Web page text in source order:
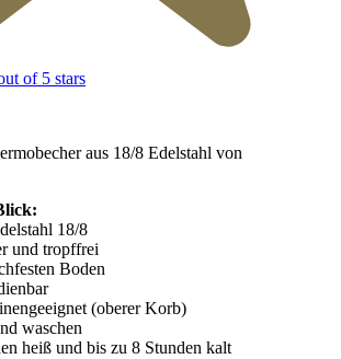
of 5 stars
aus 18/8 Edelstahl von
18/8
und tropffrei
Boden
(oberer Korb)
waschen
heiß und bis zu 8 Stunden kalt